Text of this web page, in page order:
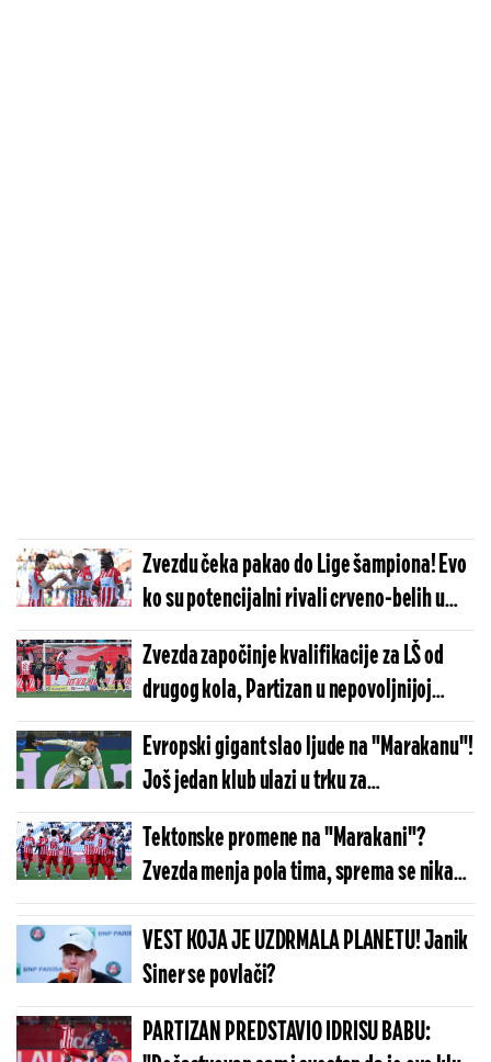
Zvezdu čeka pakao do Lige šampiona! Evo
ko su potencijalni rivali crveno-belih u
kvalifikacijama
Zvezda započinje kvalifikacije za LŠ od
drugog kola, Partizan u nepovoljnijoj
poziciji!
Evropski gigant slao ljude na "Marakanu"!
Još jedan klub ulazi u trku za
Maksimovića?
Tektonske promene na "Marakani"?
Zvezda menja pola tima, sprema se nikad
burniji prelazni rok
VEST KOJA JE UZDRMALA PLANETU! Janik
Siner se povlači?
PARTIZAN PREDSTAVIO IDRISU BABU: